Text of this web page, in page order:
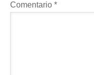
Comentario *